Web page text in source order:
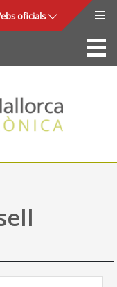
oficials
La Seu
Consell de Mallorca
Accés i seguretat
Utilitats
Ajuda